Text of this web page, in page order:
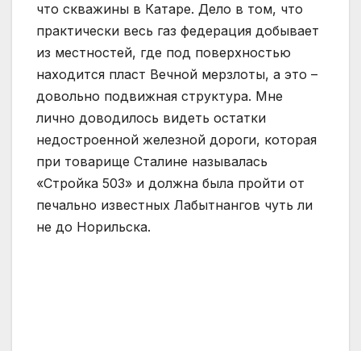
что скважины в Катаре. Дело в том, что
практически весь газ федерация добывает
из местностей, где под поверхностью
находится пласт Вечной мерзлоты, а это –
довольно подвижная структура. Мне
лично доводилось видеть остатки
недостроенной железной дороги, которая
при товарище Сталине называлась
«Стройка 503» и должна была пройти от
печально известных Лабытнангов чуть ли
не до Норильска.